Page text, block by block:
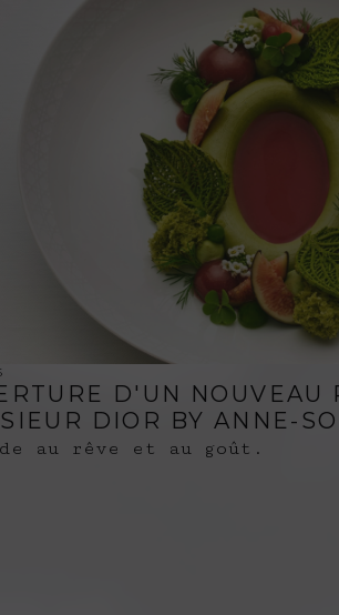
D'UN NOUVEAU
DIOR BY ANNE-
au rêve et au goût.